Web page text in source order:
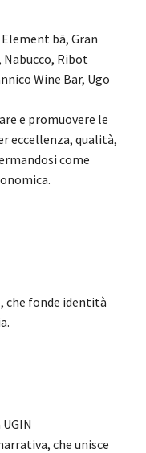
bā, Gran
Ribot
Wine Bar, Ugo
e promuovere le
eccellenza, qualità,
come
che fonde identità
che unisce